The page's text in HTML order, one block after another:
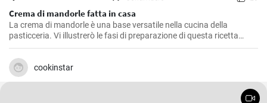
Crema di mandorle fatta in casa
La crema di mandorle è una base versatile nella cucina della
pasticceria. Vi illustrerò le fasi di preparazione di questa ricetta
semplice e versatile.
cookinstar